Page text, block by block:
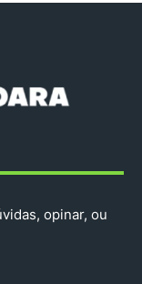
opinar, ou